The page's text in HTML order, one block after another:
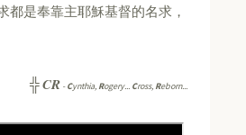
都是奉靠主耶穌基督的名求，
╬CR -Cynthia, Rogery... Cross, Reborn...